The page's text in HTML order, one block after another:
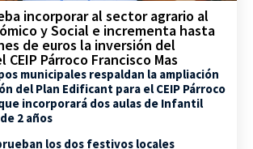
incorporar al sector agrario al
y Social e incrementa hasta
de euros la inversión del
Párroco Francisco Mas
municipales respaldan la ampliación
del Plan Edificant para el CEIP Párroco
incorporará dos aulas de Infantil
2 años
los dos festivos locales